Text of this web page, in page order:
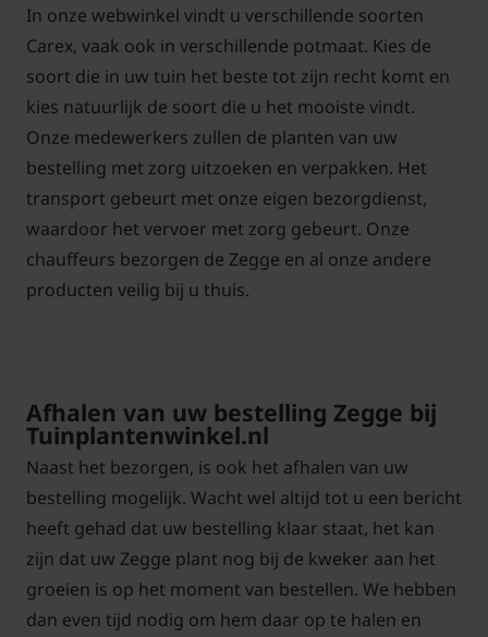
In onze webwinkel vindt u verschillende soorten
Carex, vaak ook in verschillende potmaat. Kies de
soort die in uw tuin het beste tot zijn recht komt en
kies natuurlijk de soort die u het mooiste vindt.
Onze medewerkers zullen de planten van uw
bestelling met zorg uitzoeken en verpakken. Het
transport gebeurt met onze eigen bezorgdienst,
waardoor het vervoer met zorg gebeurt. Onze
chauffeurs bezorgen de Zegge en al onze andere
producten veilig bij u thuis.
Afhalen van uw bestelling Zegge bij
Tuinplantenwinkel.nl
Naast het bezorgen, is ook het afhalen van uw
bestelling mogelijk. Wacht wel altijd tot u een bericht
heeft gehad dat uw bestelling klaar staat, het kan
zijn dat uw Zegge plant nog bij de kweker aan het
groeien is op het moment van bestellen. We hebben
dan even tijd nodig om hem daar op te halen en